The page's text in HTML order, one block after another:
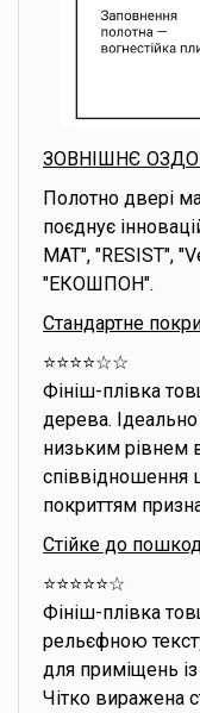
ЗОВНІШНЄ
Полотно двері
поєднує
MAT", "RESIST",
"ЕКОШПОН".
Стандартне
⭐️⭐️⭐️⭐️☆☆
Фініш-плівка
дерева.
низьким рівнем
співвідношення
покриттям
Стійке до
⭐️⭐️⭐️⭐️⭐️☆
Фініш-плівка
рельєфною
для приміщень
Чітко виражена